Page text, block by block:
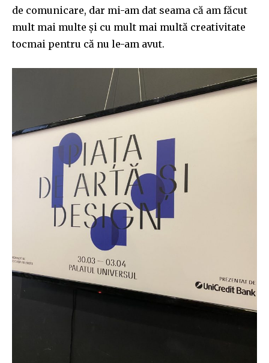
de comunicare, dar mi-am dat seama că am făcut
mult mai multe și cu mult mai multă creativitate
tocmai pentru că nu le-am avut.